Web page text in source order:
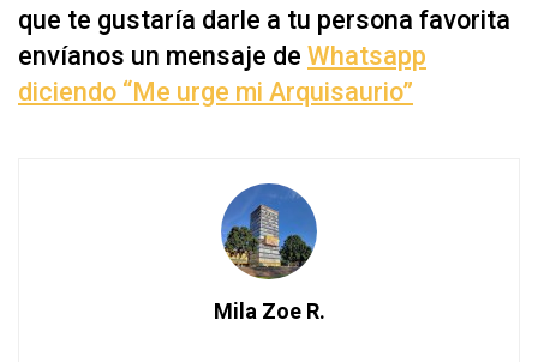
que te gustaría darle a tu persona favorita
envíanos un mensaje de Whatsapp
diciendo “Me urge mi Arquisaurio”
Mila Zoe R.